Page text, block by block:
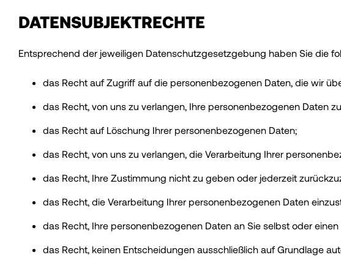
DATENSUBJEKTRECHTE
Entsprechend der jeweiligen Datenschutzgesetzgebung haben Sie die
das Recht auf Zugriff auf die personenbezogenen Daten, die wir
das Recht, von uns zu verlangen, Ihre personenbezogenen Daten
das Recht auf Löschung Ihrer personenbezogenen Daten;
das Recht, von uns zu verlangen, die Verarbeitung Ihrer
das Recht, Ihre Zustimmung nicht zu geben oder jederzeit
das Recht, die Verarbeitung Ihrer personenbezogenen Daten
das Recht, Ihre personenbezogenen Daten an Sie selbst oder
das Recht, keinen Entscheidungen ausschließlich auf Grundlage